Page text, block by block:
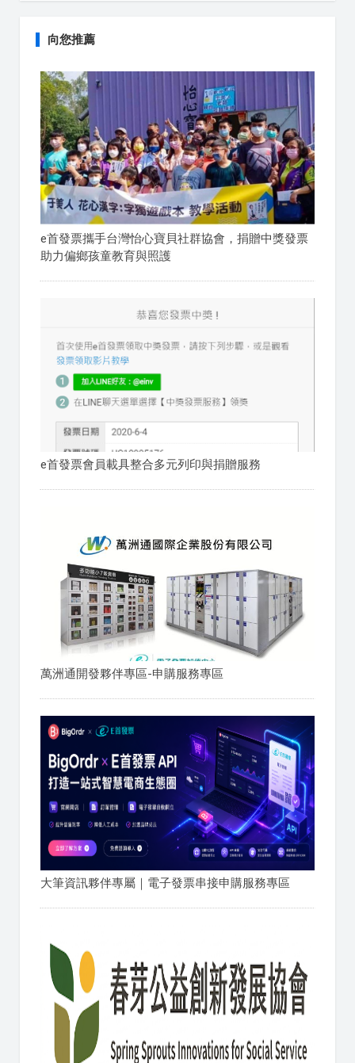
向您推薦
e首發票攜手台灣怡心寶貝社群協會，捐贈中獎發票
助力偏鄉孩童教育與照護
e首發票會員載具整合多元列印與捐贈服務
萬洲通開發夥伴專區-申購服務專區
大筆資訊夥伴專屬｜電子發票串接申購服務專區